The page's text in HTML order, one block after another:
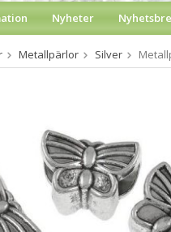
Nyheter
Metallpärlor Silver